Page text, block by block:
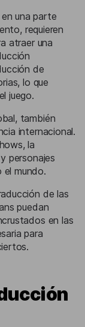
una parte
requieren
atraer una
de
lo que
juego.
también
internacional.
la
personajes
mundo.
de las
puedan
en las
para